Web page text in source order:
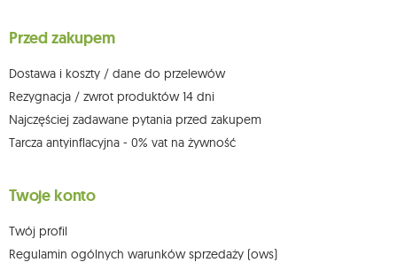
którego dokonano na podstawie zgody przed jej cofnięciem. W tym celu
możesz kontaktować się z działem obsługi klienta Mouton Interactive pod
Więcej informacji: www.mouton.pl/ODO
Przed zakupem
Dostawa i koszty / dane do przelewów
Rezygnacja / zwrot produktów 14 dni
Najczęściej zadawane pytania przed zakupem
Tarcza antyinflacyjna - 0% vat na żywność
Twoje konto
Twój profil
Regulamin ogólnych warunków sprzedaży (ows)